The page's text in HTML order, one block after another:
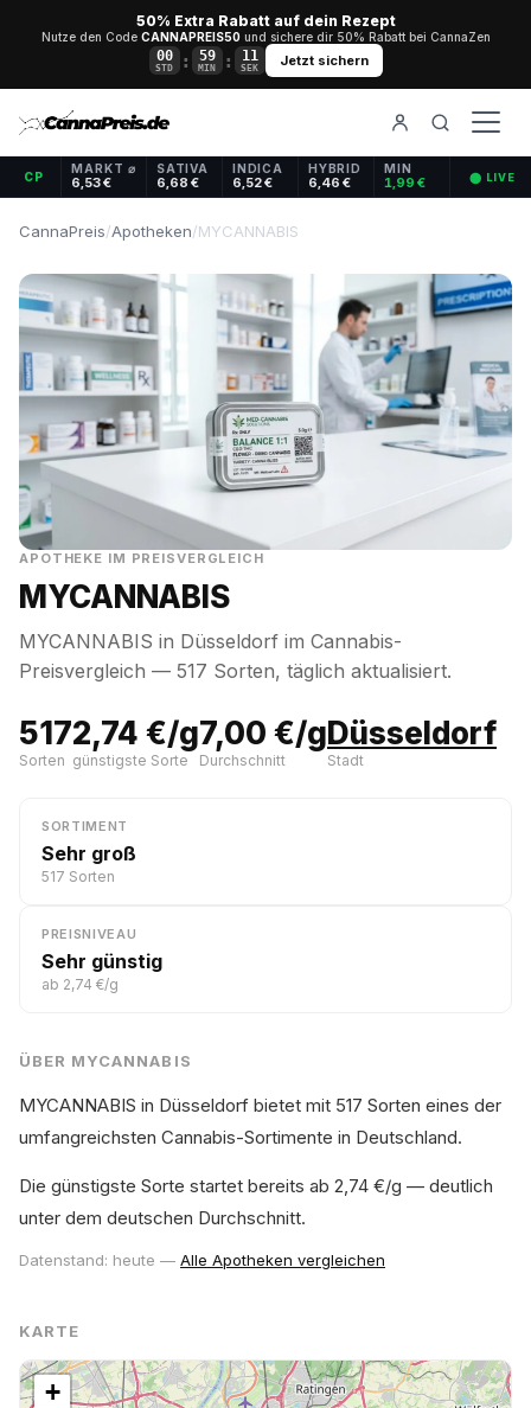
50% Extra Rabatt auf dein Rezept
Nutze den Code CANNAPREIS50und sichere dir 50% Rabatt bei CannaZen
00
STD : 59
MIN : 11
SEK Jetzt sichern
CP
MARKT ⌀
6,53 €
SATIVA
6,68 €
INDICA
6,52 €
HYBRID
6,46 €
MIN
1,99 € ⬤ LIVE
CannaPreis/Apotheken/MYCANNABIS
APOTHEKE IM PREISVERGLEICH
MYCANNABIS
MYCANNABIS in Düsseldorf im Cannabis-
Preisvergleich — 517 Sorten, täglich aktualisiert.
517
Sorten
2,74 €/g
günstigste Sorte
7,00 €/g
Durchschnitt
Düsseldorf
Stadt
SORTIMENT
Sehr groß
517 Sorten
PREISNIVEAU
Sehr günstig
ab 2,74 €/g
ÜBER MYCANNABIS
MYCANNABIS in Düsseldorf bietet mit 517 Sorten eines der
umfangreichsten Cannabis-Sortimente in Deutschland.
Die günstigste Sorte startet bereits ab 2,74 €/g — deutlich
unter dem deutschen Durchschnitt.
Datenstand: heute — Alle Apotheken vergleichen
KARTE
+